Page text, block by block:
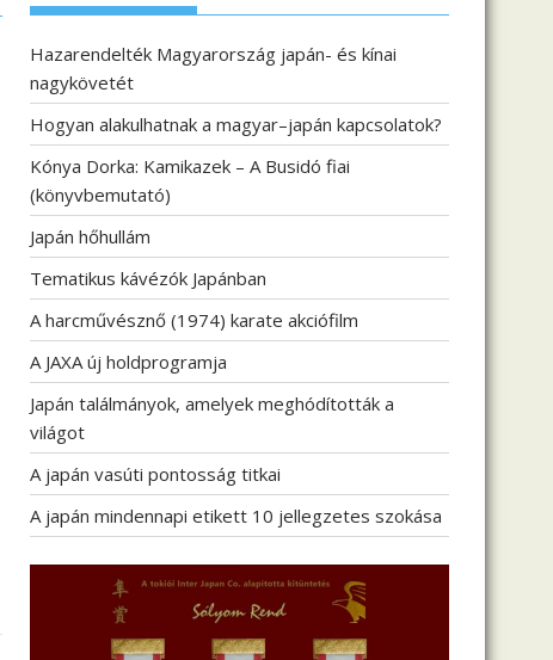
Hazarendelték Magyarország japán- és kínai
nagykövetét
Hogyan alakulhatnak a magyar–japán kapcsolatok?
Kónya Dorka: Kamikazek – A Busidó fiai
(könyvbemutató)
Japán hőhullám
Tematikus kávézók Japánban
A harcművésznő (1974) karate akciófilm
A JAXA új holdprogramja
Japán találmányok, amelyek meghódították a
világot
A japán vasúti pontosság titkai
A japán mindennapi etikett 10 jellegzetes szokása